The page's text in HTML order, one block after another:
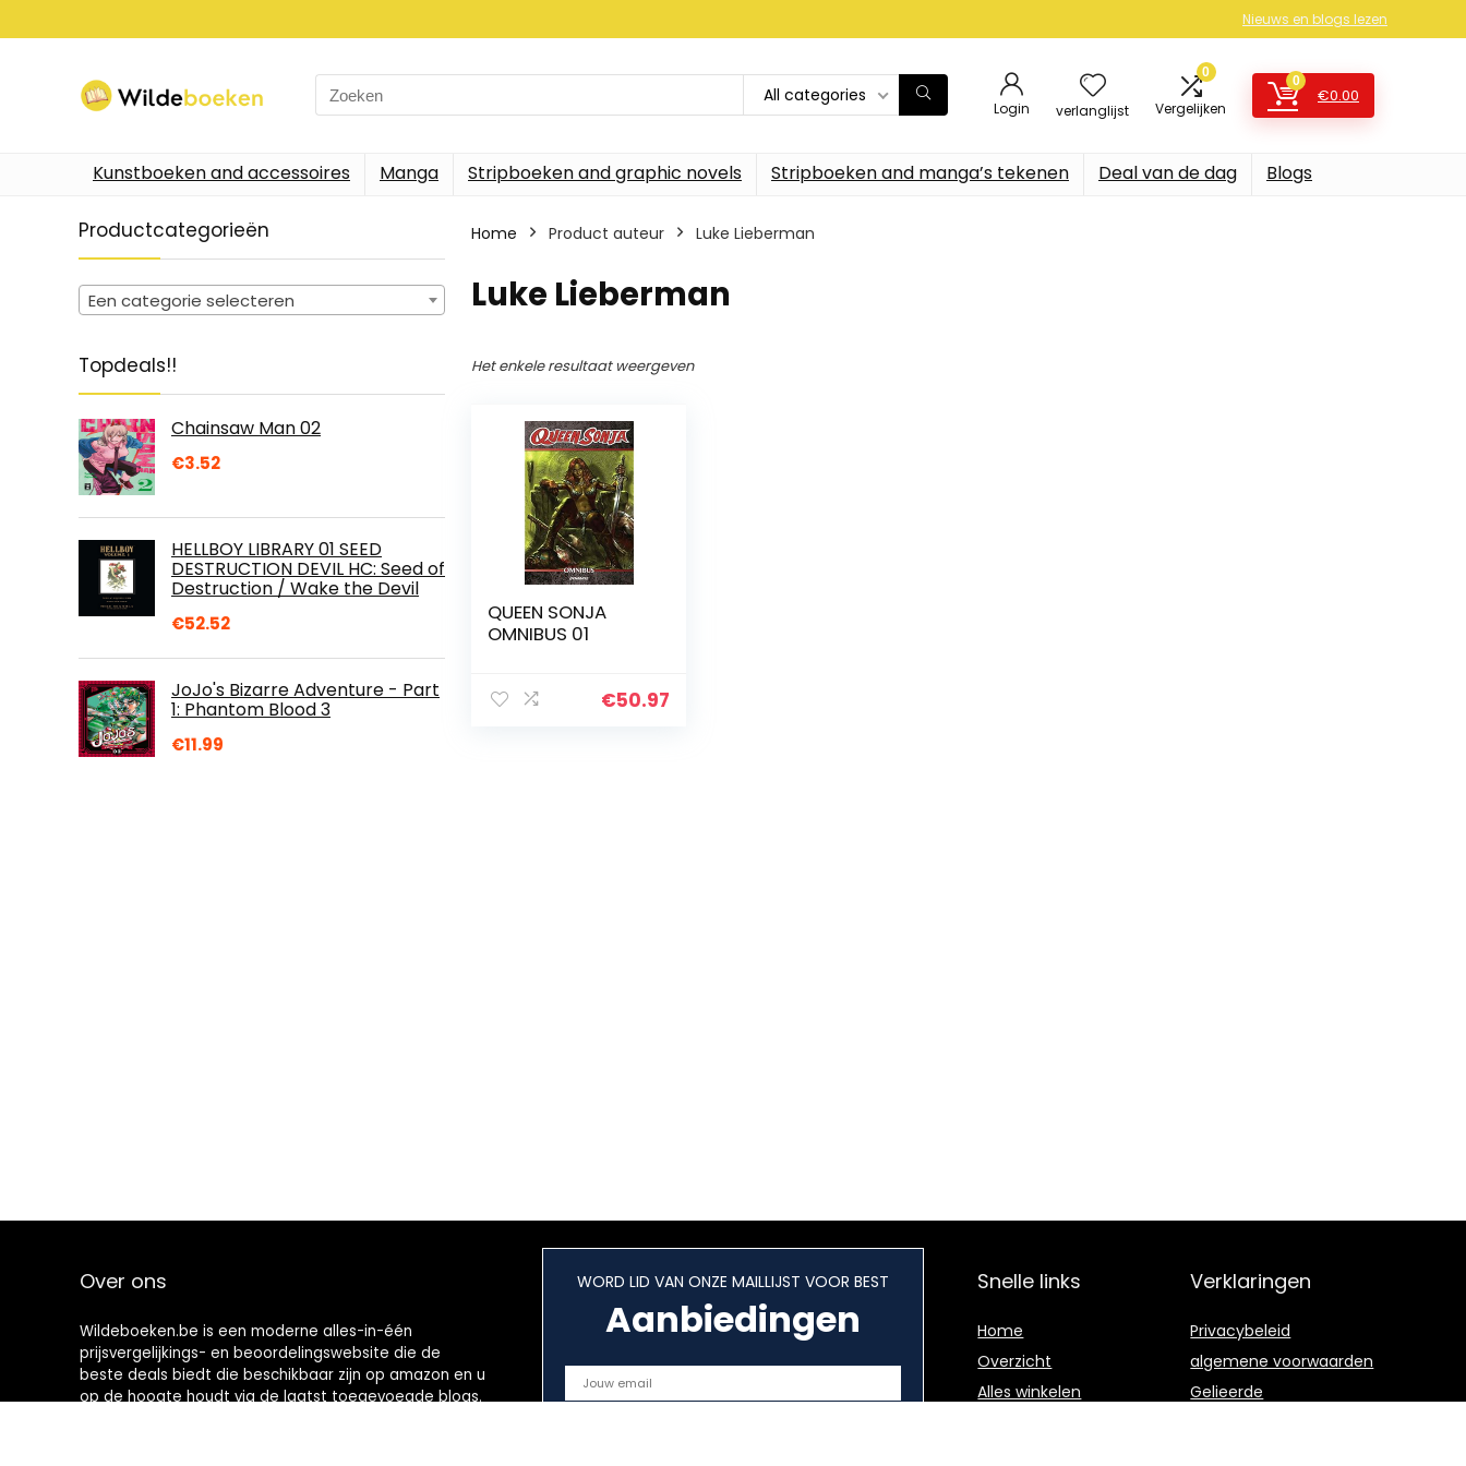
Nieuws en blogs lezen
Search
for:
All categories
Login verlanglijst
0
Vergelijken
0
€0.00
Kunstboeken and accessoires Manga Stripboeken and graphic novels Stripboeken and manga’s tekenen Deal van de dag Blogs
Productcategorieën
Een categorie selecteren
Topdeals!!
Chainsaw Man 02
€3.52
HELLBOY LIBRARY 01 SEED
DESTRUCTION DEVIL HC: Seed of
Destruction / Wake the Devil
€52.52
JoJo's Bizarre Adventure - Part
1: Phantom Blood 3
€11.99
Home Product auteur Luke Lieberman
Luke Lieberman
Het enkele resultaat weergeven
QUEEN SONJA
OMNIBUS 01
€50.97
Over ons
Wildeboeken.be is een moderne alles-in-één
prijsvergelijkings- en beoordelingswebsite die de
beste deals biedt die beschikbaar zijn op amazon en u
op de hoogte houdt via de laatst toegevoegde blogs.
WORD LID VAN ONZE MAILLIJST VOOR BEST
Aanbiedingen
Snelle links
Home
Overzicht
Alles winkelen
Verklaringen
Privacybeleid
algemene voorwaarden
Gelieerde